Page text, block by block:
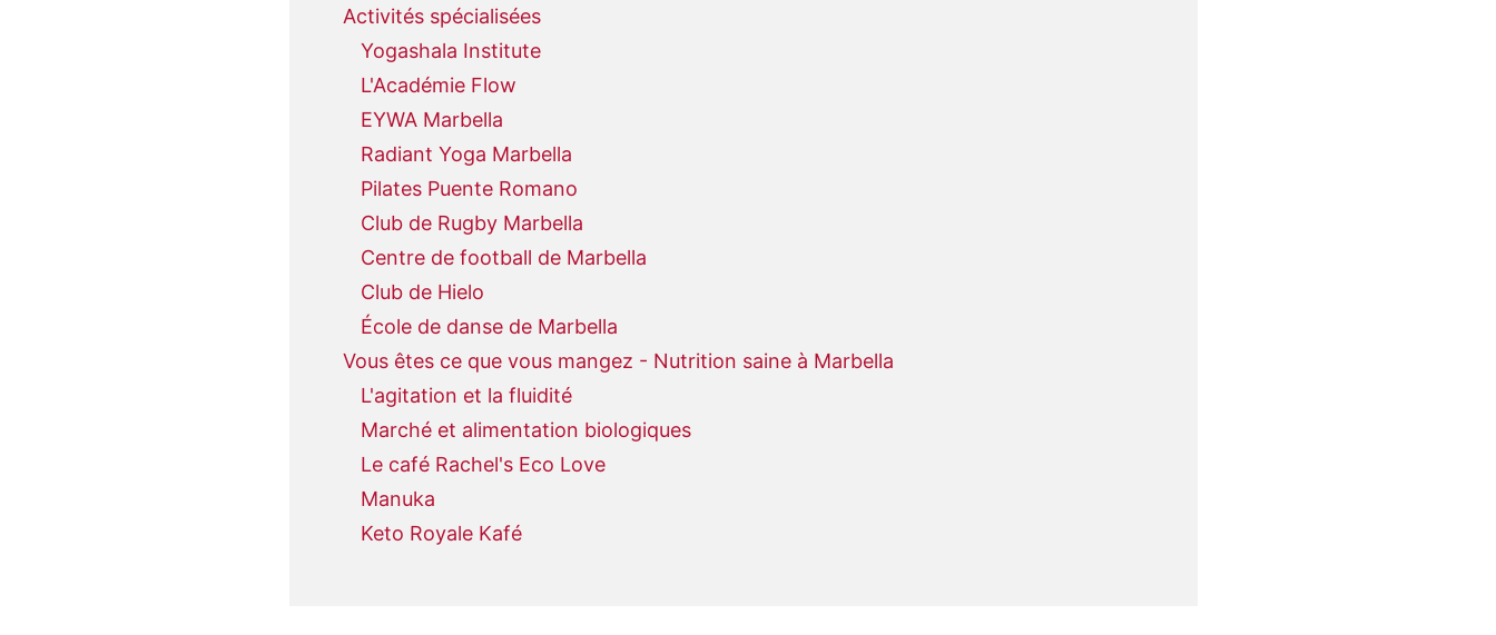
Activités spécialisées
Yogashala Institute
L'Académie Flow
EYWA Marbella
Radiant Yoga Marbella
Pilates Puente Romano
Club de Rugby Marbella
Centre de football de Marbella
Club de Hielo
École de danse de Marbella
Vous êtes ce que vous mangez - Nutrition saine à Marbella
L'agitation et la fluidité
Marché et alimentation biologiques
Le café Rachel's Eco Love
Manuka
Keto Royale Kafé